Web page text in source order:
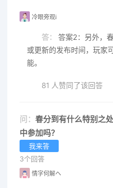
冷眼旁观i
答：
答案2：另外，
或更新的发布时间，玩家
能。
81 人赞同了该回答
问： 春分到有什么特别之
中参加吗？
我来答
3个回答
情字何解ヘ